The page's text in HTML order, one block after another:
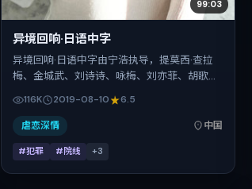
99:03
异境回响·日语中字
异境回响·日语中字由宁浩执导，提莫西·查拉
梅、金城武、刘诗诗、咏梅、刘亦菲、胡歌联
在中国大陆，借当代中国的现实肌理推进人物
抉择与反转。2019年8月10日于中国大陆首映
细腻表演的观众。
116K 2019-08-10 6.5
虐恋深情 中国
#犯罪 #院线 +3